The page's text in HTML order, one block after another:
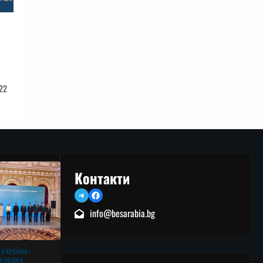
Контакти
TelegramFacebook
info@besarabia.bg